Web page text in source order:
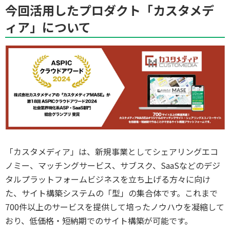
今回活用したプロダクト「カスタメデ
ィア」について
「カスタメディア」は、新規事業としてシェアリングエコ
ノミー、マッチングサービス、サブスク、SaaSなどのデジ
タルプラットフォームビジネスを立ち上げる方々に向け
た、サイト構築システムの「型」の集合体です。これまで
700件以上のサービスを提供して培ったノウハウを凝縮して
おり、低価格・短納期でのサイト構築が可能です。